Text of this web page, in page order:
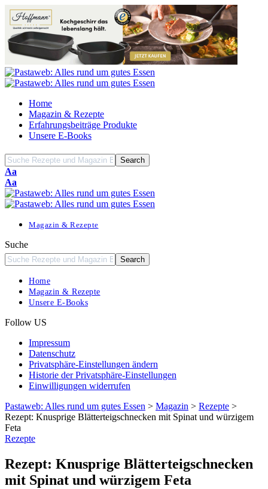
Home
Magazin & Rezepte
Erfahrungsbeiträge Produkte
Unsere E-Books
Font
Resizer
Aa
Font
Resizer
Aa
Magazin & Rezepte
Suche
Home
Magazin & Rezepte
Unsere E-Books
Follow US
Impressum
Datenschutz
Privatsphäre-Einstellungen ändern
Historie der Privatsphäre-Einstellungen
Einwilligungen widerrufen
Pastaweb: Alles rund um gutes Essen > Magazin > Rezepte >
Rezept: Knusprige Blätterteigschnecken mit Spinat und würzigem
Feta
Rezepte
Rezept: Knusprige Blätterteigschnecken
mit Spinat und würzigem Feta